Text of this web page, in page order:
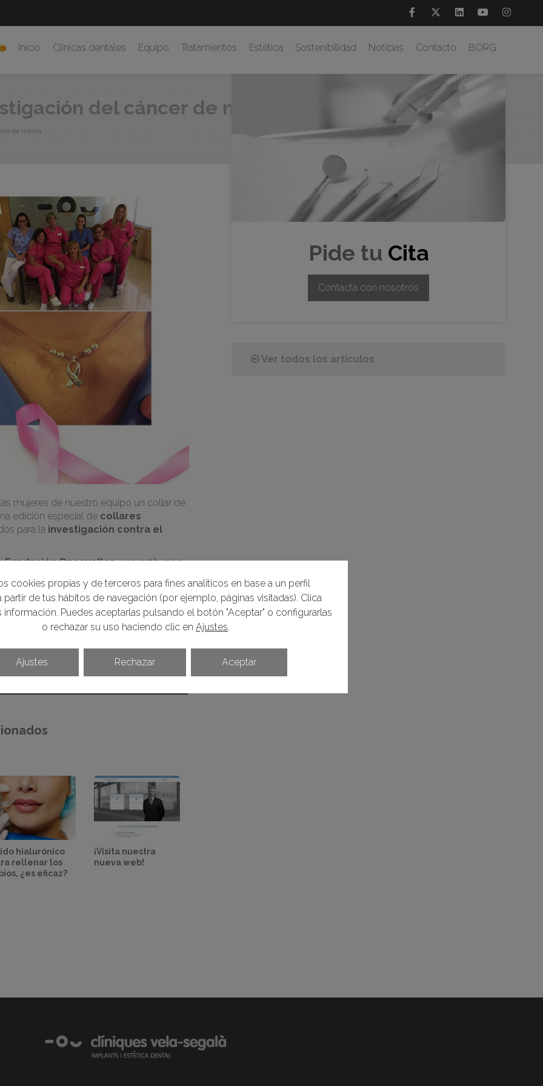
Inicio Clínicas dentales Equipo Tratamientos Estética Sostenibilidad Noticias Contacto BORG
del cáncer de mama
de mama
mujeres de nuestro equipo un collar de
edición especial de collares
para la investigación contra el
Fundación Oncovalles, una institución
integral a los enfermos de cáncer y sus
con esta causa y por ello
y la promoción de la salud
, así
día luchan contra esta enfermedad.
hialurónico
rellenar los
¿es eficaz?
¡Visita nuestra
nueva web!
Pide tu Cita
Contacta con nosotros
Ver todos los artículos
cookies propias y de terceros para fines analíticos en base a un perfil
partir de tus hábitos de navegación (por ejemplo, páginas visitadas). Clica
información. Puedes aceptarlas pulsando el botón "Aceptar" o configurarlas
o rechazar su uso haciendo clic en Ajustes.
Aceptar
Rechazar
Ajustes